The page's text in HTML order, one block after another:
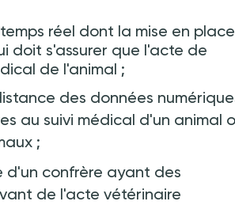
réel dont la mise en place
doit s'assurer que l'acte de
de l'animal ;
des données
au suivi médical d'un animal
;
confrère ayant des
de l'acte vétérinaire